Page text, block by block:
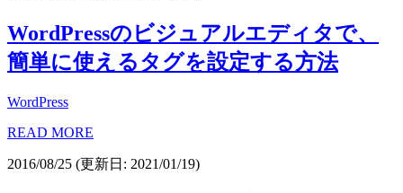
WordPressのビジュアルエディタで、
簡単に使えるタグを設定する方法
WordPress
READ MORE
2016/08/25 (更新日: 2021/01/19)